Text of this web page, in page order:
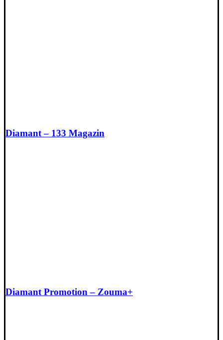
Diamant – 133 Magazin
Diamant Promotion – Zouma+